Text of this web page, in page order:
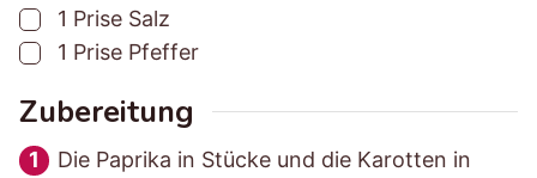
▢
1 Prise Salz
▢
1 Prise Pfeffer
Zubereitung
Die Paprika in Stücke und die Karotten in